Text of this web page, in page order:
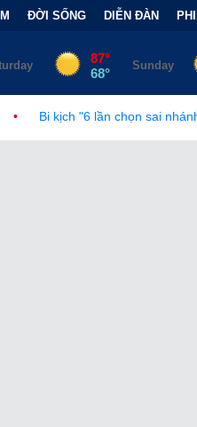
ĐỜI SỐNG DIỄN ĐÀN
sai nhánh công nghệ" của Nhật